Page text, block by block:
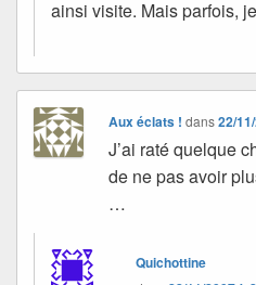
ainsi visite. Mais parfois,
Aux éclats ! dans22/
J’ai raté quelque
de ne pas avoir
…
Quichottine